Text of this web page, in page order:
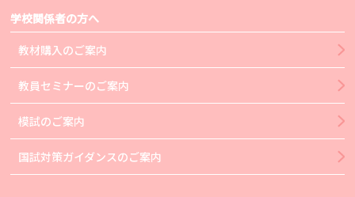
学校関係者の方へ
教材購入のご案内
教員セミナーのご案内
模試のご案内
国試対策ガイダンスのご案内